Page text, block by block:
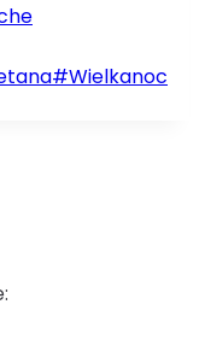
#Wielkanoc